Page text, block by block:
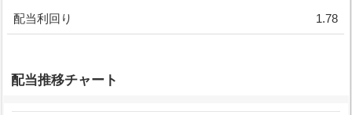
配当利回り 1.78
配当推移チャート